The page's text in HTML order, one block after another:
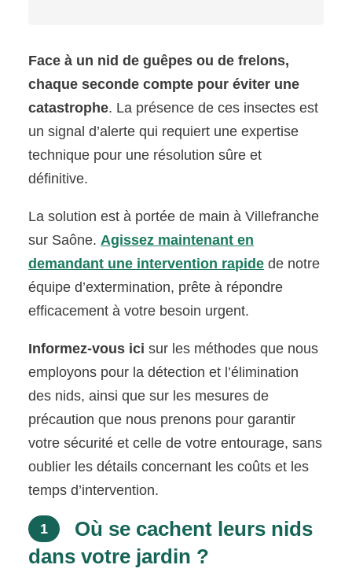
Face à un nid de guêpes ou de frelons,
chaque seconde compte pour éviter une
catastrophe. La présence de ces insectes est
un signal d’alerte qui requiert une expertise
technique pour une résolution sûre et
définitive.
La solution est à portée de main à Villefranche
sur Saône. Agissez maintenant en
demandant une intervention rapide de notre
équipe d’extermination, prête à répondre
efficacement à votre besoin urgent.
Informez-vous ici sur les méthodes que nous
employons pour la détection et l’élimination
des nids, ainsi que sur les mesures de
précaution que nous prenons pour garantir
votre sécurité et celle de votre entourage, sans
oublier les détails concernant les coûts et les
temps d’intervention.
1
Où se cachent leurs nids
dans votre jardin ?